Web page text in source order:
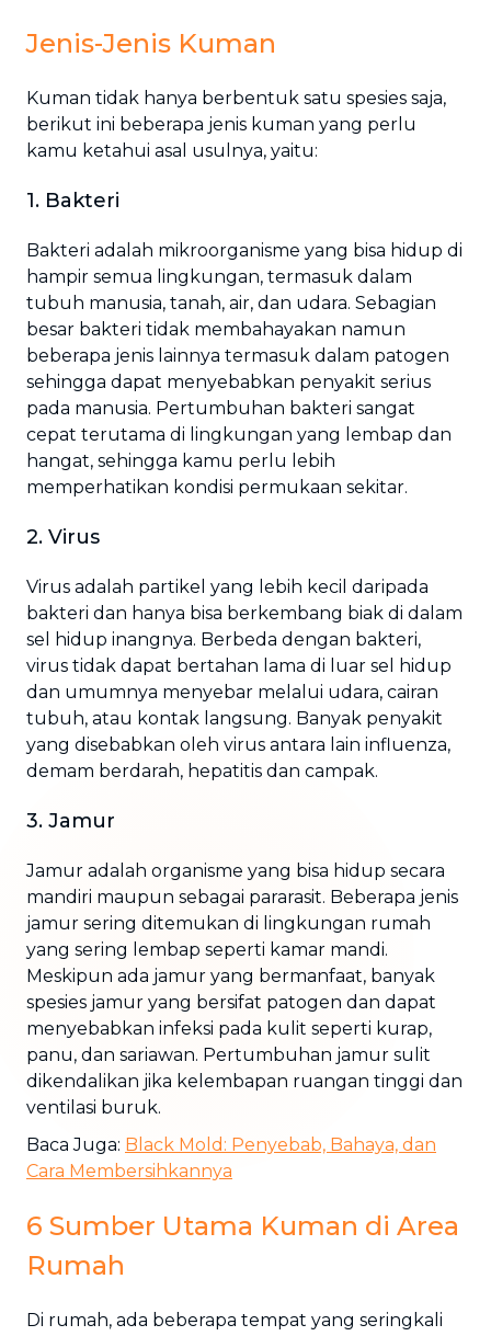
Jenis-Jenis Kuman
Kuman tidak hanya berbentuk satu spesies saja,
berikut ini beberapa jenis kuman yang perlu
kamu ketahui asal usulnya, yaitu:
1. Bakteri
Bakteri adalah mikroorganisme yang bisa hidup di
hampir semua lingkungan, termasuk dalam
tubuh manusia, tanah, air, dan udara. Sebagian
besar bakteri tidak membahayakan namun
beberapa jenis lainnya termasuk dalam patogen
sehingga dapat menyebabkan penyakit serius
pada manusia. Pertumbuhan bakteri sangat
cepat terutama di lingkungan yang lembap dan
hangat, sehingga kamu perlu lebih
memperhatikan kondisi permukaan sekitar.
2. Virus
Virus adalah partikel yang lebih kecil daripada
bakteri dan hanya bisa berkembang biak di dalam
sel hidup inangnya. Berbeda dengan bakteri,
virus tidak dapat bertahan lama di luar sel hidup
dan umumnya menyebar melalui udara, cairan
tubuh, atau kontak langsung. Banyak penyakit
yang disebabkan oleh virus antara lain influenza,
demam berdarah, hepatitis dan campak.
3. Jamur
Jamur adalah organisme yang bisa hidup secara
mandiri maupun sebagai pararasit. Beberapa jenis
jamur sering ditemukan di lingkungan rumah
yang sering lembap seperti kamar mandi.
Meskipun ada jamur yang bermanfaat, banyak
spesies jamur yang bersifat patogen dan dapat
menyebabkan infeksi pada kulit seperti kurap,
panu, dan sariawan. Pertumbuhan jamur sulit
dikendalikan jika kelembapan ruangan tinggi dan
ventilasi buruk.
Baca Juga: Black Mold: Penyebab, Bahaya, dan
Cara Membersihkannya
6 Sumber Utama Kuman di Area
Rumah
Di rumah, ada beberapa tempat yang seringkali